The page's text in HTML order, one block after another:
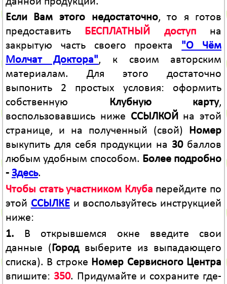
Если Вам этого недостаточно, то я готов
предоставить БЕСПЛАТНЫЙ доступна
закрытую часть своего проекта "О Чём
Молчат Доктора", к своим авторским
материалам. Для этого достаточно
выпонить 2 простых условия: оформить
собственную Клубную карту,
воспользовавшись ниже ССЫЛКОЙна этой
странице, и на полученный (свой) Номер
выкупить для себя продукции на 30баллов
любым удобным способом. Более подробно
- Здесь.
Чтобы стать участником Клуба перейдите по
этой ССЫЛКЕи воспользуйтесь инструкцией
ниже:
1. В открывшемся окне введите свои
данные (Городвыберите из выпадающего
списка). В строке Номер Сервисного Центра
впишите: 350. Придумайте и сохраните где-